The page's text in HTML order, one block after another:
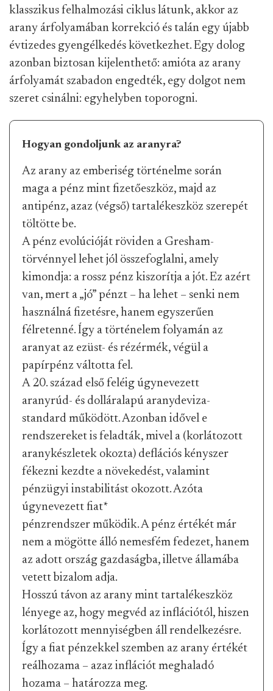
klasszikus felhalmozási ciklus látunk, akkor az
arany árfolyamában korrekció és talán egy újabb
évtizedes gyengélkedés következhet. Egy dolog
azonban biztosan kijelenthető: amióta az arany
árfolyamát szabadon engedték, egy dolgot nem
szeret csinálni: egyhelyben toporogni.
Hogyan gondoljunk az aranyra?
Az arany az emberiség történelme során
maga a pénz mint fizetőeszköz, majd az
antipénz, azaz (végső) tartalékeszköz szerepét
töltötte be.
A pénz evolúcióját röviden a Gresham-
törvénnyel lehet jól összefoglalni, amely
kimondja: a rossz pénz kiszorítja a jót. Ez azért
van, mert a „jó” pénzt – ha lehet – senki nem
használná fizetésre, hanem egyszerűen
félretenné. Így a történelem folyamán az
aranyat az ezüst- és rézérmék, végül a
papírpénz váltotta fel.
A 20. század első feléig úgynevezett
aranyrúd- és dolláralapú aranydeviza-
standard működött. Azonban idővel e
rendszereket is feladták, mivel a (korlátozott
aranykészletek okozta) deflációs kényszer
fékezni kezdte a növekedést, valamint
pénzügyi instabilitást okozott. Azóta
úgynevezett fiat*
pénzrendszer működik. A pénz értékét már
nem a mögötte álló nemesfém fedezet, hanem
az adott ország gazdaságba, illetve államába
vetett bizalom adja.
Hosszú távon az arany mint tartalékeszköz
lényege az, hogy megvéd az inflációtól, hiszen
korlátozott mennyiségben áll rendelkezésre.
Így a fiat pénzekkel szemben az arany értékét
reálhozama – azaz inflációt meghaladó
hozama – határozza meg.